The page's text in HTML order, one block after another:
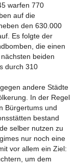
warfen 770
auf die
den 630.000
Es folgte der
die einen
beiden
durch 310
andere Städte
In der Regel
Bürgertums und
bestand
selber nutzen zu
nur noch eine
vor allem ein Ziel:
um dem